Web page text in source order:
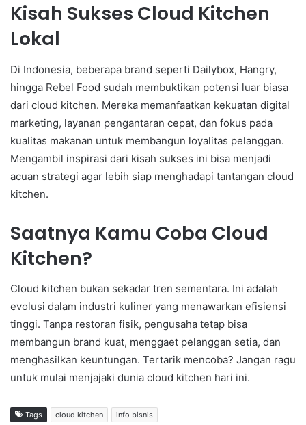
Kisah Sukses Cloud Kitchen
Lokal
Di Indonesia, beberapa brand seperti Dailybox, Hangry,
hingga Rebel Food sudah membuktikan potensi luar biasa
dari cloud kitchen. Mereka memanfaatkan kekuatan digital
marketing, layanan pengantaran cepat, dan fokus pada
kualitas makanan untuk membangun loyalitas pelanggan.
Mengambil inspirasi dari kisah sukses ini bisa menjadi
acuan strategi agar lebih siap menghadapi tantangan cloud
kitchen.
Saatnya Kamu Coba Cloud
Kitchen?
Cloud kitchen bukan sekadar tren sementara. Ini adalah
evolusi dalam industri kuliner yang menawarkan efisiensi
tinggi. Tanpa restoran fisik, pengusaha tetap bisa
membangun brand kuat, menggaet pelanggan setia, dan
menghasilkan keuntungan. Tertarik mencoba? Jangan ragu
untuk mulai menjajaki dunia cloud kitchen hari ini.
Tags cloud kitchen info bisnis